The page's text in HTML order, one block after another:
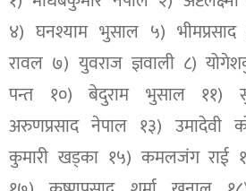
४) घनश्याम भुसाल ५) भीमप्रसाद
रावल ७) युवराज ज्ञवाली ८)
पन्त १०) बेदुराम भुसाल ११)
अरुणप्रसाद नेपाल १३) उमादेवी
कुमारी खड्का १५) कमलजंग राई